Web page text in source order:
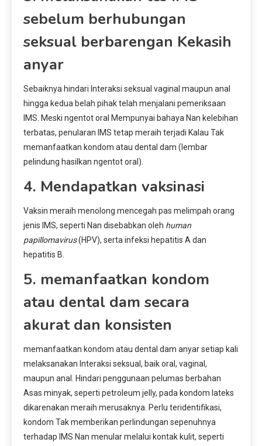
sebelum berhubungan
seksual berbarengan Kekasih
anyar
Sebaiknya hindari Interaksi seksual vaginal maupun anal
hingga kedua belah pihak telah menjalani pemeriksaan
IMS. Meski ngentot oral Mempunyai bahaya Nan kelebihan
terbatas, penularan IMS tetap meraih terjadi Kalau Tak
memanfaatkan kondom atau dental dam (lembar
pelindung hasilkan ngentot oral).
4. Mendapatkan vaksinasi
Vaksin meraih menolong mencegah pas melimpah orang
jenis IMS, seperti Nan disebabkan oleh human
papillomavirus(HPV), serta infeksi hepatitis A dan
hepatitis B.
5. memanfaatkan kondom
atau dental dam secara
akurat dan konsisten
memanfaatkan kondom atau dental dam anyar setiap kali
melaksanakan Interaksi seksual, baik oral, vaginal,
maupun anal. Hindari penggunaan pelumas berbahan
Asas minyak, seperti petroleum jelly, pada kondom lateks
dikarenakan meraih merusaknya. Perlu teridentifikasi,
kondom Tak memberikan perlindungan sepenuhnya
terhadap IMS Nan menular melalui kontak kulit, seperti